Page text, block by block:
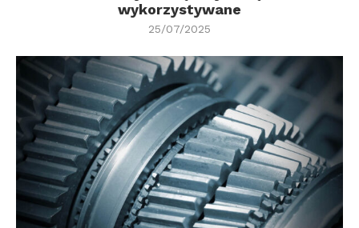
wykorzystywane
25/07/2025